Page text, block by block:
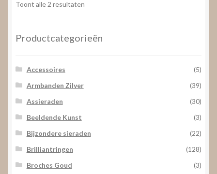
Toont alle 2 resultaten
laag
Productcategorieën
Accessoires
(5)
Armbanden Zilver
(39)
Assieraden
(30)
Beeldende Kunst
(3)
Bijzondere sieraden
(22)
Brilliantringen
(128)
Broches Goud
(3)